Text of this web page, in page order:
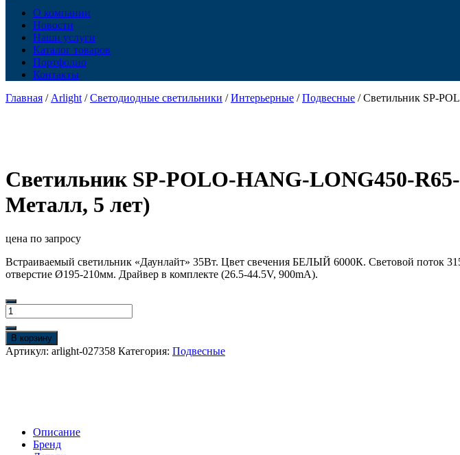
О компании
Новости
Наши услуги
Каталог товаров
Портфолио
Контакты
Главная / Arlight /Светодиодные светильники /Интерьерные /Подвесные / Светильник SP-
Светильник SP-POLO-HANG-LONG450-
Металл, 5 лет)
цена по запросу
Встраиваемый светильник «Даунлайт» 35Вт. Цвет свечения БЕЛЫЙ 6000К. Световой поток
отверстие Ø195-210мм. Драйвер в комплекте (26.5-44.5V, 900mA).
Количество
товара
Светильник
SP-
POLO-
(WH-
WH,
В корзину
Артикул: arlight-027358 Категория: Подвесные
Описание
Бренд